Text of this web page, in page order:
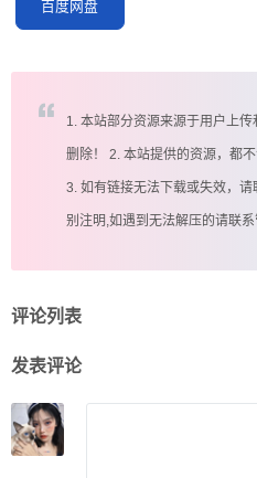
百度网盘
1. 本站部分资源来源于用户上
删除！ 2. 本站提供的资源，都
3. 如有链接无法下载或失效，
别注明,如遇到无法解压的请联系
评论列表
发表评论